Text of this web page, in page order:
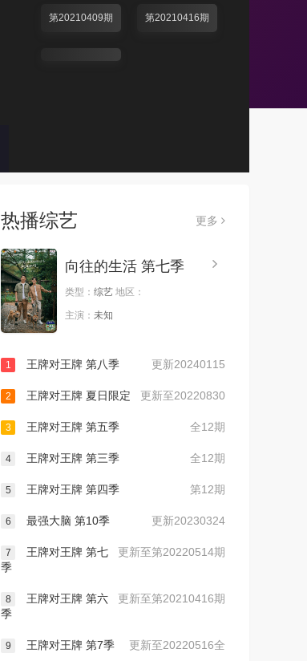
第20210409期 第20210416期
热播综艺 更多
向往的生活 第七季
类型： 综艺 地区：
主演： 未知
更新20240115
1 王牌对王牌 第八季
更新至20220830
2 王牌对王牌 夏日限定
全12期
3 王牌对王牌 第五季
全12期
4 王牌对王牌 第三季
第12期
5 王牌对王牌 第四季
更新20230324
6 最强大脑 第10季
更新至第20220514期
7
王牌对王牌 第七
季
更新至第20210416期
8
王牌对王牌 第六
季
更新至20220516全
9 王牌对王牌 第7季